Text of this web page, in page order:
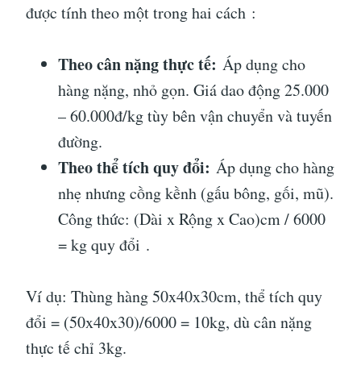
được tính theo một trong hai cách :
Theo cân nặng thực tế: Áp dụng cho
hàng nặng, nhỏ gọn. Giá dao động 25.000
– 60.000đ/kg tùy bên vận chuyển và tuyến
đường.
Theo thể tích quy đổi: Áp dụng cho hàng
nhẹ nhưng cồng kềnh (gấu bông, gối, mũ).
Công thức: (Dài x Rộng x Cao)cm / 6000
= kg quy đổi .
Ví dụ: Thùng hàng 50x40x30cm, thể tích quy
đổi = (50x40x30)/6000 = 10kg, dù cân nặng
thực tế chỉ 3kg.